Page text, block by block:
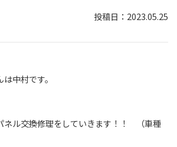
2023.05.25
中村です。
ネル交換修理をしていきます！！ （車種